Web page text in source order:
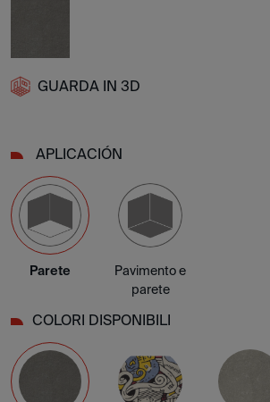
GUARDA IN 3D
APLICACIÓN
Parete
Pavimento e
parete
COLORI DISPONIBILI